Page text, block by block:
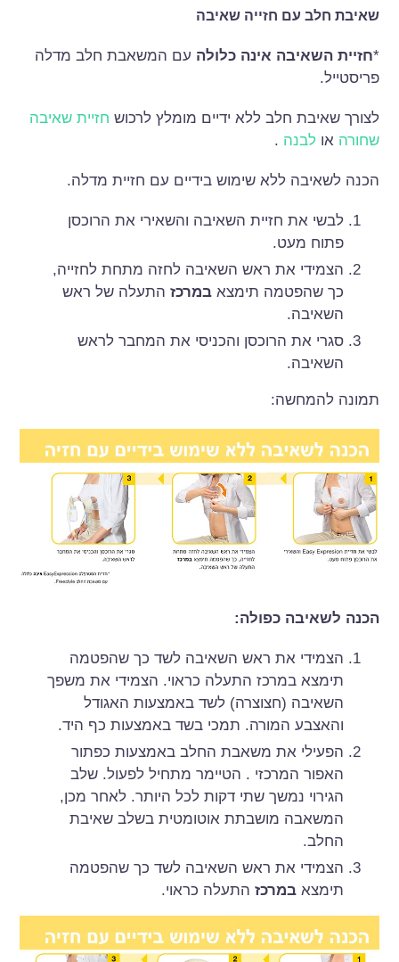
שאיבת חלב עם חזייה שאיבה
*חזיית השאיבה אינה כלולה עם המשאבת חלב מדלה
פריסטייל.
לצורך שאיבת חלב ללא ידיים מומלץ לרכוש חזיית שאיבה
שחורה אולבנה .
הכנה לשאיבה ללא שימוש בידיים עם חזיית מדלה.
לבשי את חזיית השאיבה והשאירי את הרוכסן
פתוח מעט.
הצמידי את ראש השאיבה לחזה מתחת לחזייה,
כך שהפטמה תימצאבמרכז התעלה של ראש
השאיבה.
סגרי את הרוכסן והכניסי את המחבר לראש
השאיבה.
תמונה להמחשה:
הכנה לשאיבה כפולה:
הצמידי את ראש השאיבה לשד כך שהפטמה
תימצא במרכז התעלה כראוי. הצמידי את משפך
השאיבה (חצוצרה) לשד באמצעות האגודל
והאצבע המורה. תמכי בשד באמצעות כף היד.
הפעילי את משאבת החלב באמצעות כפתור
האפור המרכזי . הטיימר מתחיל לפעול. שלב
הגירוי נמשך שתי דקות לכל היותר. לאחר מכן,
המשאבה מושבתת אוטומטית בשלב שאיבת
החלב.
הצמידי את ראש השאיבה לשד כך שהפטמה
תימצאבמרכז התעלה כראוי.